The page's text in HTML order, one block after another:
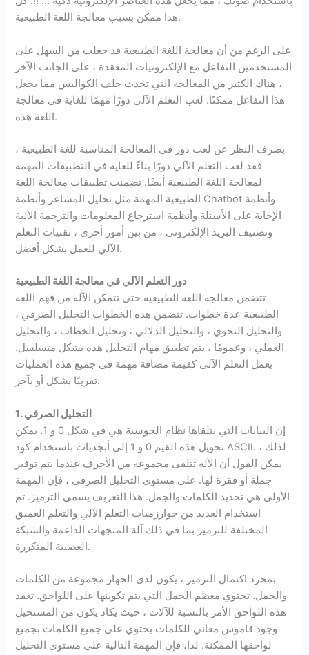
هذا ممكن بسبب معالجة اللغة الطبيعية.
على الرغم من أن معالجة اللغة الطبيعية قد جعلت من السهل على
المستخدمين التفاعل مع الإلكترونيات المعقدة ، على الجانب الآخر
، هناك الكثير من المعالجة التي تحدث خلف الكواليس مما يجعل
هذا التفاعل ممكنًا. لعب التعلم الآلي دورًا مهمًا للغاية في معالجة
اللغة هذه.
بصرف النظر عن لعب دور في المعالجة المناسبة للغة الطبيعية ،
فقد لعب التعلم الآلي دورًا بناءً للغاية في التطبيقات المهمة
لمعالجة اللغة الطبيعية أيضًا. تضمنت تطبيقات معالجة اللغة
الطبيعية المهمة مثل تحليل المشاعر وأنظمة Chatbot وأنظمة
الإجابة على الأسئلة وأنظمة استرجاع المعلومات والترجمة الآلية
وتصنيف البريد الإلكتروني ، من بين أمور أخرى ، تقنيات التعلم
الآلي للعمل بشكل أفضل.
دور التعلم الآلي في معالجة اللغة الطبيعية
تتضمن معالجة اللغة الطبيعية حتى تتمكن الآلة من فهم اللغة
الطبيعية عدة خطوات. تتضمن هذه الخطوات التحليل الصرفي ،
والتحليل النحوي ، والتحليل الدلالي ، وتحليل الخطاب ، والتحليل
العملي ، وعمومًا ، يتم تطبيق مهام التحليل هذه بشكل متسلسل.
يعمل التعلم الآلي كقيمة مضافة مهمة في جميع هذه العمليات
تقريبًا بشكل أو بآخر.
1.التحليل الصرفي
إن البيانات التي يتلقاها نظام الحوسبة هي في شكل 0 و 1. يمكن
تحويل هذه القيم 0 و 1 إلى أبجديات باستخدام كود ASCII. لذلك ،
يمكن القول أن الآلة تتلقى مجموعة من الأحرف عندما يتم توفير
جملة أو فقرة لها. على مستوى التحليل الصرفي ، فإن المهمة
الأولى هي تحديد الكلمات والجمل. هذا التعريف يسمى الترميز. تم
استخدام العديد من خوارزميات التعلم الآلي والتعلم العميق
المختلفة للترميز بما في ذلك آلة المتجهات الداعمة والشبكة
العصبية المتكررة.
بمجرد اكتمال الترميز ، يكون لدى الجهاز مجموعة من الكلمات
والجمل. تحتوي معظم الجمل التي يتم تكوينها على اللواحق. تعقد
هذه اللواحق الأمر بالنسبة للآلات ، حيث يكاد يكون من المستحيل
وجود قاموس معاني للكلمات يحتوي على جميع الكلمات بجميع
لواحقها الممكنة. لذا، فإن المهمة التالية على مستوى التحليل